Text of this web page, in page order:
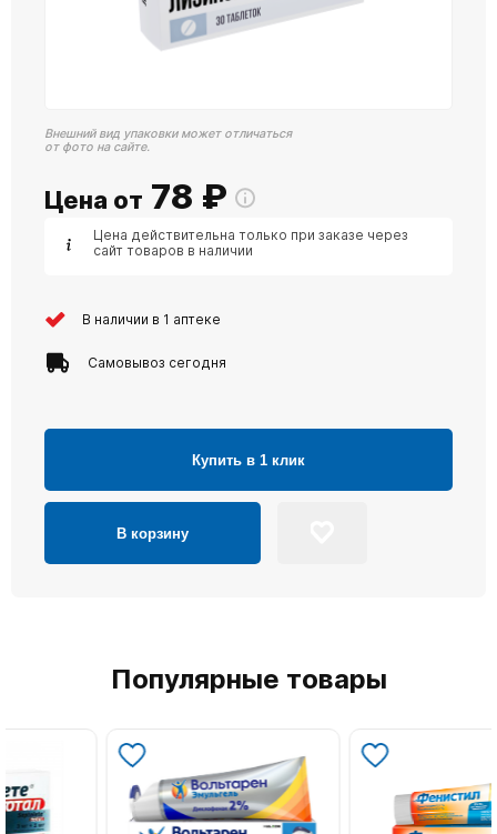
Внешний вид упаковки может отличаться
от фото на сайте.
Цена от 78 ₽
Цена действительна только при заказе через
сайт товаров в наличии
В наличии в 1 аптеке
Самовывоз сегодня
Купить в 1 клик
В корзину
Популярные товары